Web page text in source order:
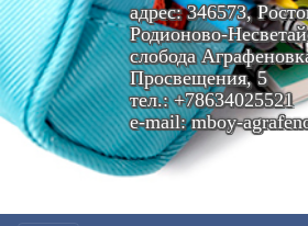
адрес: 346573,
Родионово-
слобода
Просвещения, 5
тел.: +78634025521
e-mail: mboy-